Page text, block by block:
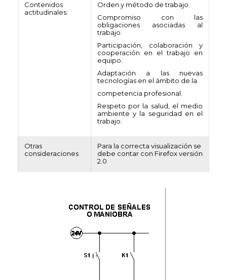
Contenidos
actitudinales:
Orden y método de trabajo.
Compromiso con las
obligaciones asociadas al
trabajo.
Participación, colaboración y
cooperación en el trabajo en
equipo.
Adaptación a las nuevas
tecnologías en el ámbito de la
competencia profesional.
Respeto por la salud, el medio
ambiente y la seguridad en el
trabajo.
Otras
consideraciones
Para la correcta visualización se
debe contar con Firefox versión
2.0